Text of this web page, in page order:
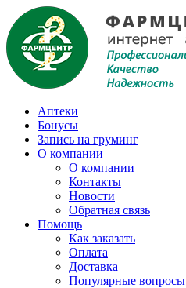
Аптеки
Бонусы
Запись на груминг
О компании
О компании
Контакты
Новости
Обратная связь
Помощь
Как заказать
Оплата
Доставка
Популярные вопросы